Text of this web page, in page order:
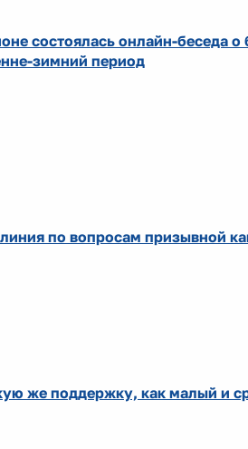
состоялась онлайн-беседа о
зимний период
по вопросам призывной
же поддержку, как малый и